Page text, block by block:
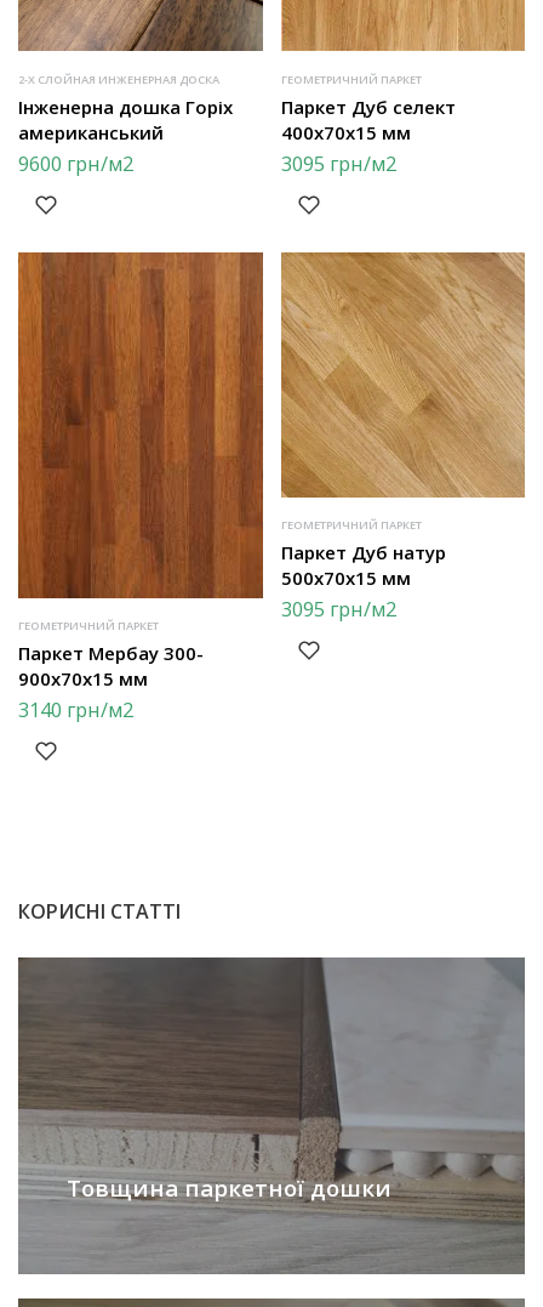
2-Х СЛОЙНАЯ ИНЖЕНЕРНАЯ ДОСКА
Інженерна дошка Горіх
американський
9600 грн/м2
ГЕОМЕТРИЧНИЙ ПАРКЕТ
Паркет Дуб селект
400х70х15 мм
3095 грн/м2
ГЕОМЕТРИЧНИЙ ПАРКЕТ
Паркет Мербау 300-
900х70х15 мм
3140 грн/м2
ГЕОМЕТРИЧНИЙ ПАРКЕТ
Паркет Дуб натур
500х70х15 мм
3095 грн/м2
КОРИСНІ СТАТТІ
Товщина паркетної дошки